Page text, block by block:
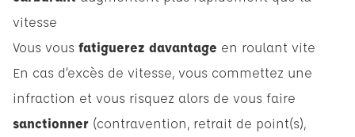
vitesse
Vous vous fatiguerez davantage en roulant vite
En cas d’excès de vitesse, vous commettez une
infraction et vous risquez alors de vous faire
sanctionner (contravention, retrait de point(s),